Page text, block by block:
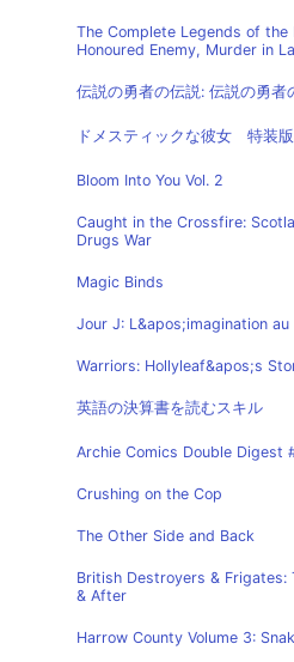
The Complete Legends of the
Honoured Enemy, Murder in
伝説の勇者の伝説: 伝説の勇者
ドメスティックな彼女 特装
Bloom Into You Vol. 2
Caught in the Crossfire:
Drugs War
Magic Binds
Jour J: L&apos;imagination au
Warriors: Hollyleaf&apos;s
英語の決算書を読むスキル
Archie Comics Double Digest
Crushing on the Cop
The Other Side and Back
British Destroyers & Frigates:
& After
Harrow County Volume 3: